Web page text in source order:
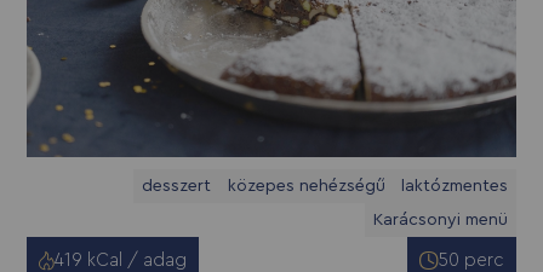
419 kCal / adag 50 perc
desszert közepes nehézségű
laktózmentes
Karácsonyi menü